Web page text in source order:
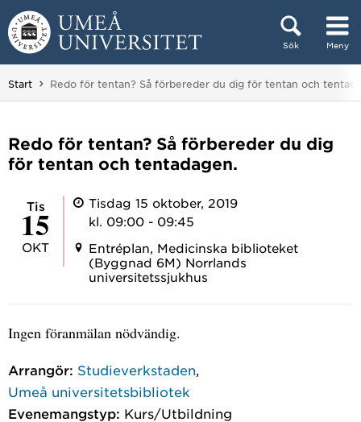
Hoppa direkt till innehållet
Sök Meny
Huvudmenyn dold.
Start Du är här:
Redo för tentan? Så förbereder du dig för tentan och
Redo för tentan? Så förbereder du dig
för tentan och tentadagen.
tis
15
OKT
Tisdag 15 oktober, 2019
kl. 09:00 - 09:45
Entréplan, Medicinska biblioteket
(Byggnad 6M) Norrlands
universitetssjukhus
Ingen föranmälan nödvändig.
Arrangör: Studieverkstaden
Umeå universitetsbibliotek
Evenemangstyp: Kurs/Utbildning